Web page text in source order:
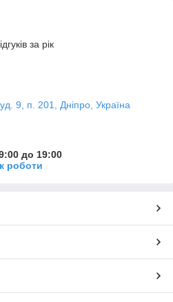
за рік
9, п. 201, Дніпро, Україна
до 19:00
роботи